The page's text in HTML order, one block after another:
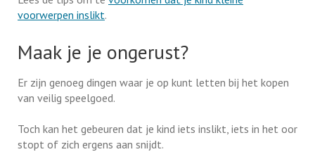
voorwerpen inslikt.
Maak je je ongerust?
Er zijn genoeg dingen waar je op kunt letten bij het kopen
van veilig speelgoed.
Toch kan het gebeuren dat je kind iets inslikt, iets in het oor
stopt of zich ergens aan snijdt.